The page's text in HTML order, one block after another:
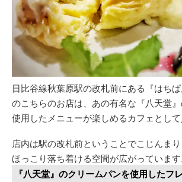
日比谷線秋葉原駅の改札前にある『はち
のこちらのお店は、あの有名な『八天堂
使用したメニューが楽しめるカフェとして
店内は駅の改札前ということでこじんまり
ほっこり落ち着ける空間が広がっていま
『八天堂』のクリームパンを使用したフ